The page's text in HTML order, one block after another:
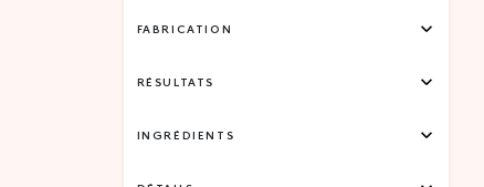
FABRICATION
RÉSULTATS
INGRÉDIENTS